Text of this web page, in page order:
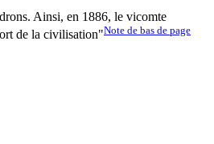
Ainsi, en 1886, le vicomte
de la civilisation"Note de bas de page